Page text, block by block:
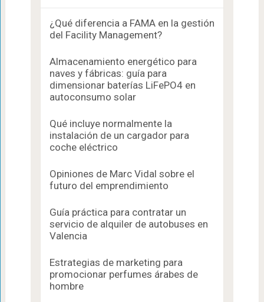
¿Qué diferencia a FAMA en la gestión
del Facility Management?
Almacenamiento energético para
naves y fábricas: guía para
dimensionar baterías LiFePO4 en
autoconsumo solar
Qué incluye normalmente la
instalación de un cargador para
coche eléctrico
Opiniones de Marc Vidal sobre el
futuro del emprendimiento
Guía práctica para contratar un
servicio de alquiler de autobuses en
Valencia
Estrategias de marketing para
promocionar perfumes árabes de
hombre